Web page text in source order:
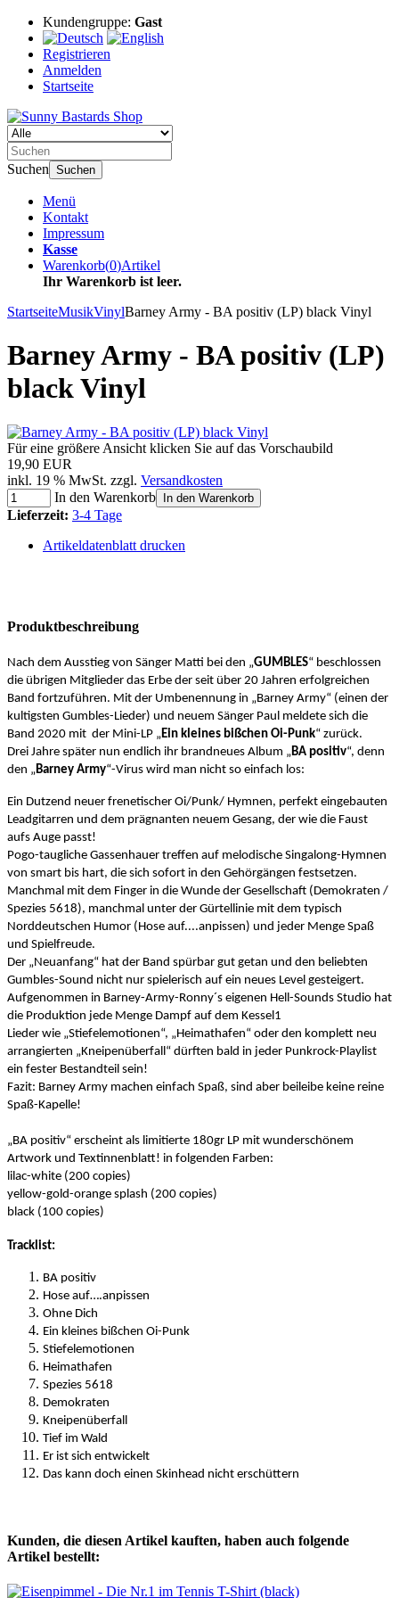
Kundengruppe: Gast
Registrieren
Anmelden
Startseite
Suchen Suchen
Menü
Kontakt
Impressum
Kasse
Warenkorb(0)Artikel
Ihr Warenkorb ist leer.
StartseiteMusikVinylBarney Army - BA positiv (LP) black Vinyl
Barney Army - BA positiv (LP)
black Vinyl
Für eine größere Ansicht klicken Sie auf das Vorschaubild
19,90 EUR
inkl. 19 % MwSt. zzgl. Versandkosten
In den Warenkorb
In den Warenkorb
Lieferzeit: 3-4 Tage
Artikeldatenblatt drucken
Produktbeschreibung
Nach dem Ausstieg von Sänger Matti bei den „GUMBLES“ beschlossen
die übrigen Mitglieder das Erbe der seit über 20 Jahren erfolgreichen
Band fortzuführen. Mit der Umbenennung in „Barney Army“ (einen der
kultigsten Gumbles-Lieder) und neuem Sänger Paul meldete sich die
Band 2020 mit der Mini-LP „Ein kleines bißchen Oi-Punk“ zurück.
Drei Jahre später nun endlich ihr brandneues Album „BA positiv“, denn
den „Barney Army“-Virus wird man nicht so einfach los:
Ein Dutzend neuer frenetischer Oi/Punk/ Hymnen, perfekt eingebauten
Leadgitarren und dem prägnanten neuem Gesang, der wie die Faust
aufs Auge passt!
Pogo-taugliche Gassenhauer treffen auf melodische Singalong-Hymnen
von smart bis hart, die sich sofort in den Gehörgängen festsetzen.
Manchmal mit dem Finger in die Wunde der Gesellschaft (Demokraten /
Spezies 5618), manchmal unter der Gürtellinie mit dem typisch
Norddeutschen Humor (Hose auf....anpissen) und jeder Menge Spaß
und Spielfreude.
Der „Neuanfang“ hat der Band spürbar gut getan und den beliebten
Gumbles-Sound nicht nur spielerisch auf ein neues Level gesteigert.
Aufgenommen in Barney-Army-Ronny´s eigenen Hell-Sounds Studio hat
die Produktion jede Menge Dampf auf dem Kessel1
Lieder wie „Stiefelemotionen“, „Heimathafen“ oder den komplett neu
arrangierten „Kneipenüberfall“ dürften bald in jeder Punkrock-Playlist
ein fester Bestandteil sein!
Fazit: Barney Army machen einfach Spaß, sind aber beileibe keine reine
Spaß-Kapelle!
„BA positiv“ erscheint als limitierte 180gr LP mit wunderschönem
Artwork und Textinnenblatt! in folgenden Farben:
lilac-white (200 copies)
yellow-gold-orange splash (200 copies)
black (100 copies)
Tracklist:
BA positiv
Hose auf….anpissen
Ohne Dich
Ein kleines bißchen Oi-Punk
Stiefelemotionen
Heimathafen
Spezies 5618
Demokraten
Kneipenüberfall
Tief im Wald
Er ist sich entwickelt
Das kann doch einen Skinhead nicht erschüttern
Kunden, die diesen Artikel kauften, haben auch folgende
Artikel bestellt: